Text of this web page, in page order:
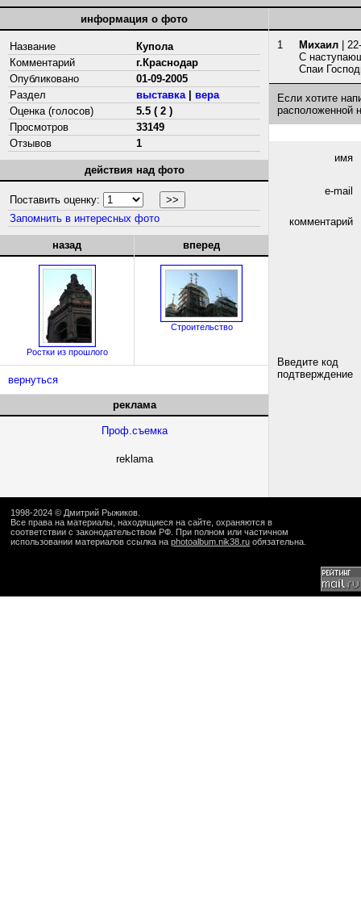
информация о фото
Название
Купола
Комментарий
г.Краснодар
Опубликовано
01-09-2005
Раздел
выставка| вера
Оценка (голосов)
5.5 ( 2 )
Просмотров
33149
Отзывов
1
действия над фото
Поставить оценку:
Запомнить в интересных фото
назад
Ростки из прошлого
вперед
Строительство
вернуться
реклама
Проф.съемка
reklama
1 Михаил |
С
Спаи
Если хотите
расположенной
имя
e-mail
комментарий
Введите код
подтверждение
1998-2024 © Дмитрий Рыжиков
Все права на материалы, находящиеся на сайте, охраняются в
соответствии с законодательством РФ. При полном или частичном
использовании материалов ссылка на photoalbum.nik38.ru обязательна.